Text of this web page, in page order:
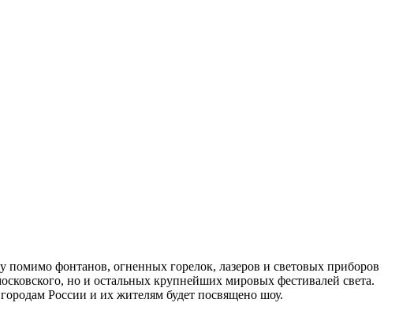
помимо фонтанов, огненных горелок, лазеров и световых приборов
но и остальных крупнейших мировых фестивалей света.
России и их жителям будет посвящено шоу.